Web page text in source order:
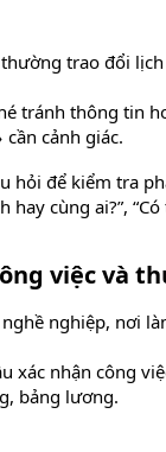
trao đổi
tránh thông tin
cảnh giác.
hỏi để kiểm tra
hay cùng ai?”,
việc và
nghiệp, nơi
xác nhận công
bảng lương.